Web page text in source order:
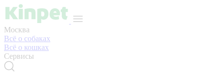
Москва
Всё о собаках
Всё о кошках
Сервисы